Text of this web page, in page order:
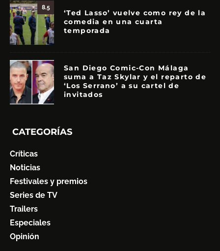
8.5
‘Ted Lasso’ vuelve como rey de la
comedia en una cuarta
temporada
San Diego Comic-Con Málaga
suma a Taz Skylar y el reparto de
‘Los Serrano’ a su cartel de
invitados
CATEGORÍAS
Críticas
Noticias
Festivales y premios
Series de TV
Trailers
Especiales
Opinión